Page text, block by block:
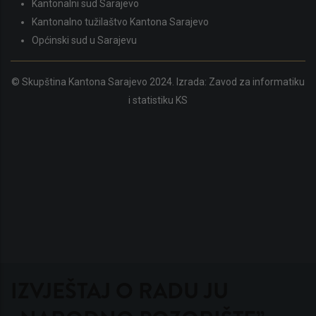
Kantonalni sud Sarajevo
Kantonalno tužilaštvo Kantona Sarajevo
Općinski sud u Sarajevu
© Skupština Kantona Sarajevo 2024. Izrada: Zavod za informatiku
i statistiku KS